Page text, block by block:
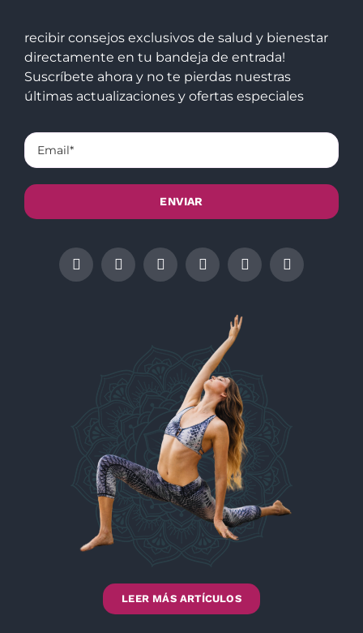
recibir consejos exclusivos de salud y bienestar
directamente en tu bandeja de entrada!
Suscríbete ahora y no te pierdas nuestras
últimas actualizaciones y ofertas especiales
LEER MÁS ARTÍCULOS